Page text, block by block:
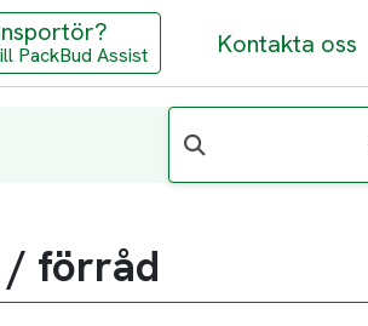
PackBud Assist Kontakta oss
/ förråd